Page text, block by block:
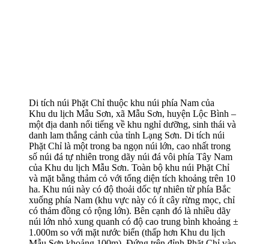
Di tích núi Phặt Chỉ thuộc khu núi phía Nam của
Khu du lịch Mẫu Sơn, xã Mẫu Sơn, huyện Lộc Bình –
một địa danh nổi tiếng về khu nghỉ dưỡng, sinh thái và
danh lam thắng cảnh của tỉnh Lạng Sơn. Di tích núi
Phặt Chỉ là một trong ba ngọn núi lớn, cao nhất trong
số núi đá tự nhiên trong dãy núi đá vôi phía Tây Nam
của Khu du lịch Mẫu Sơn. Toàn bộ khu núi Phặt Chỉ
và mặt bằng thảm cỏ với tổng diện tích khoảng trên 10
ha. Khu núi này có độ thoải dốc tự nhiên từ phía Bắc
xuống phía Nam (khu vực này có ít cây rừng mọc, chỉ
có thảm đồng cỏ rộng lớn). Bên cạnh đó là nhiều dãy
núi lớn nhỏ xung quanh có độ cao trung bình khoảng ±
1.000m so với mặt nước biển (thấp hơn Khu du lịch